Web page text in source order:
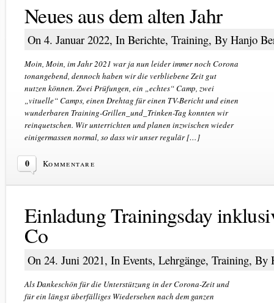
Neues aus dem alten Jahr
On 4. Januar 2022, In Berichte, Training, By Hanjo
Moin, Moin, im Jahr 2021 war ja nun leider immer noch Corona
tonangebend, dennoch haben wir die verbliebene Zeit gut
nutzen können. Zwei Prüfungen, ein „echtes“ Camp, zwei
„vituelle“ Camps, einen Drehtag für einen TV-Bericht und einen
wunderbaren Training-Grillen_und_Trinken-Tag konnten wir
reinquetschen. Wir unterrichten und planen inzwischen wieder
einigermassen normal, so dass wir unser regulär […]
0 Kommentare
Einladung Trainingsday
Co
On 24. Juni 2021, In Events, Lehrgänge, Training, By
Als Dankeschön für die Unterstützung in der Corona-Zeit und
für ein längst überfälliges Wiedersehen nach dem ganzen